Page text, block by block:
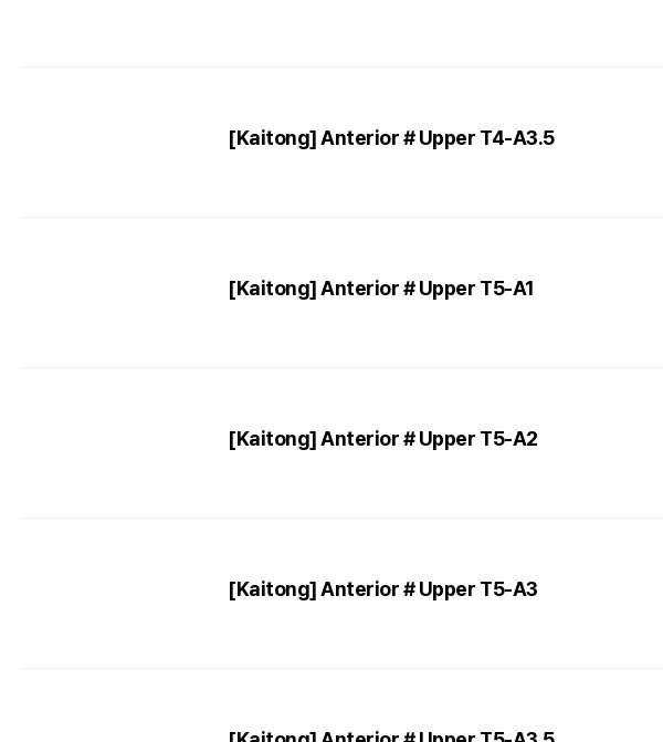
[Kaitong] Anterior # Upper T4-A3.5
[Kaitong] Anterior # Upper T5-A1
[Kaitong] Anterior # Upper T5-A2
[Kaitong] Anterior # Upper T5-A3